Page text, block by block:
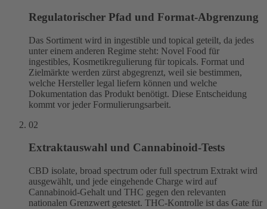
Regulatorischer Pfad und Format-Abgrenzung
Das Sortiment wird in ingestible und topical geteilt, da jedes
unter einem anderen Regime steht: Novel Food für
ingestibles, Kosmetikregulierung für topicals. Format und
Zielmärkte werden zürst abgegrenzt, weil sie bestimmen,
welche Hersteller legal liefern können und welche
Dokumentation das Produkt benötigt. Diese Entscheidung
kommt vor jeder Formulierungsarbeit.
02
Extraktauswahl und Cannabinoid-Tests
CBD isolate, broad spectrum oder full spectrum Extrakt wird
ausgewählt, und jede eingehende Charge wird auf
Cannabinoid-Gehalt und THC gegen den relevanten
nationalen Grenzwert getestet. THC-Kontrolle ist das Gate für